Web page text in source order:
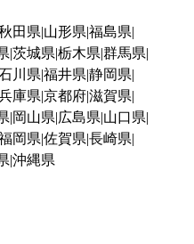
田県 山形県 福島県
茨城県 栃木県 群馬県
川県 福井県 静岡県
庫県 京都府滋賀県
岡山県 広島県 山口県
岡県 佐賀県 長崎県
沖縄県